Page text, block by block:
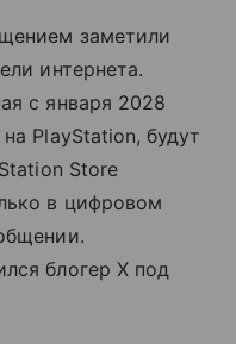
заметили
интернета.
с января 2028
PlayStation, будут
Store
в цифровом
блогер X под